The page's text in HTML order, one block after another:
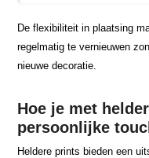
De flexibiliteit in plaatsing
regelmatig te vernieuwen
nieuwe decoratie.
Hoe je met
persoonlijke
Heldere prints bieden een